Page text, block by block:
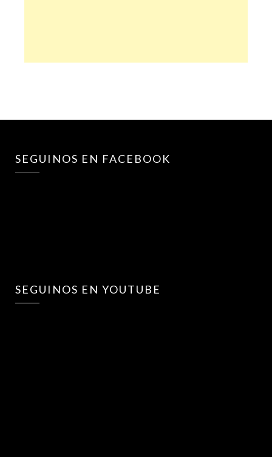
SEGUINOS EN FACEBOOK
SEGUINOS EN YOUTUBE